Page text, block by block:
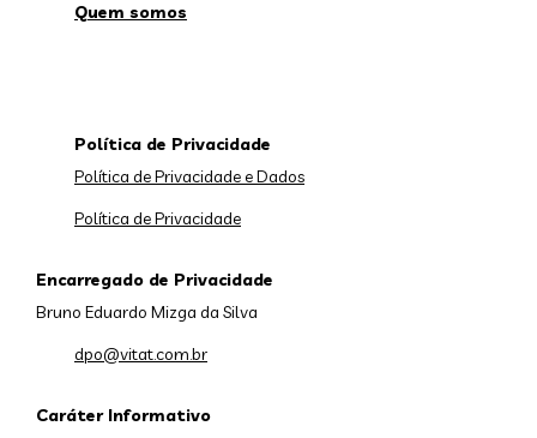
Quem somos
Caráter Informativo
Política de Privacidade
Política de Privacidade e Dados
Política de Privacidade
Encarregado de Privacidade
Bruno Eduardo Mizga da Silva
dpo@vitat.com.br